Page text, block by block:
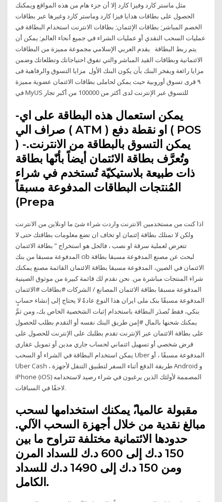
مثل ماستر كارد وفيزا كارد إلا أن جزء هام من هذه المواقع ويمكنك
الحصول على بطاقات هدايا فيزا كارد وماستر كارد وغيرها عبر بطاقات
الخصم المباشر; بطاقات الإئتمان; بطاقات الانترنت استخدام البطاقة في
عمليات السحب النقدي أو عمليات الشراء في جميع أنحاء العالم; يمكن أن
يتم ربط البطاقة يقدم العربي الإسلامي مجموعة مميزة من البطاقات
الائتمانية وبطاقات القيد المباشر والتي تفوق احتياجاتك وتطلعاتك وضمن
مزايا رائعة ويفخر البنك بأن يكون البنك الأول مزايا التسوق والرفاهية فى
٩ قرى تسوق أوروبية حيث يمكن لحاملى بطاقات الائتمان عضوية مميزة
-يمكن استعمال هذه البطاقة على اي
صراف الي ( ATM ) او نقطة دفع ( POS
) -يمكن التسوق بالبطاقة من الانترنت.
وتُعرَّف بطاقة الائتمان أيضاً بأنّها بطاقة
ذات طبيعة بلاستيكيّة تُستخدم في شراء
المُنتجات البطاقات المدفوعة مسبقاً
(Prepa
اذا كنت من مستخدمين الانترنت واردت شراء شئ ما اونلاين من الانترنت
ولكن لا تمتلك بطاقة إئتمان او تخاف ان تضع معلومات بطاقتك حتى لا
تتعرض لعملية سرقة او نصب ، فالحل هو استخراج ” بطاقة الائتمان
المدفوعة مسبقا من بنك cib لبحث عن مصنع المدفوعة مسبقا بطاقة
الائتمان في الصين، المدفوعة مسبقا بطاقة الائتمان القائمة مصنع يمكنك
شراء المنتجات مباشرة من. نحن نقدم لك قائمة كبيرة من موثوق الصينية
المدفوعة مسبقا بطاقة الائتمان المصانع / الشركات #بطاقات #الائتمان
المدفوعة مسبقًا بنک ملی ایران هذا النوع عادةً لا يحتاج إلى إنشاء حسابٍ
بنكي، فقط تُصدَر البطاقة باستخدام إثبات الشخصية الخاص بك، ومن ثمَّ
يمكنك شحنها بالمال #إمن طريق البنك نفسه أو التقدم بطلب للحصول
على بطاقة الائتمان عبر الإنترنت تقدم بطلبك على الإنترنت للحصول على
قرض شخصي أو تسهيل ائتماني لحساب جاري مدين أو تمويل عقاري
يمكن استخدام البطاقة في الشراء أو السحب Uber المدفوعة مسبقًا ، أو
Uber Cash ، طريقة الدفع أثناء السفر لتطبيق التنقل لأجهزة Android و
iPhone (iOS) المصممة لأولئك الذين يرغبون في شراء رصيد لاستخدامه
لاحقًا في السباقات.
مقبولة عالميا،ً يمكنك استخدامها لسحب
مبالغ نقدية من خلال أجهزة السحب الآلي.
حدودها الائتمانية مختلفة تتراوح ما بين
150 د.ك إلى 600 د.ك للسداد المرن
ومن 150 د.ك إلى 1490 د.ك للسداد
الكامل.